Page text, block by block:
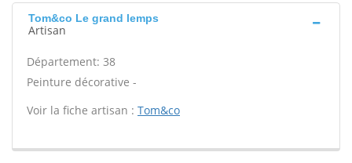
Tom&co Le grand lemps
Artisan
Département: 38
Peinture décorative -
Voir la fiche artisan : Tom&co